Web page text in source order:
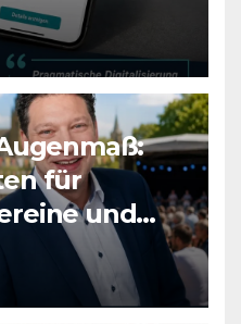
für
und